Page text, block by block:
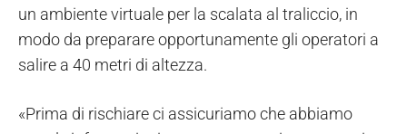
un ambiente virtuale per la scalata al traliccio, in
modo da preparare opportunamente gli operatori a
salire a 40 metri di altezza.
«Prima di rischiare ci assicuriamo che abbiamo